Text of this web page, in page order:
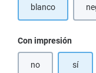
blanco
Seleccione
Con impresión
no sí